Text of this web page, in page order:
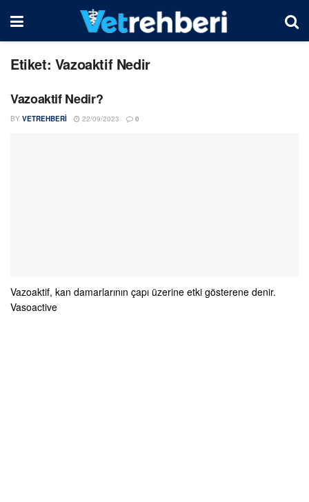
Etiket: Vazoaktif Nedir
Vazoaktif Nedir?
BY VETREHBERI 22/09/2023 0
Vazoaktif, kan damarlarının çapı üzerine etki gösterene denir.
Vasoactive